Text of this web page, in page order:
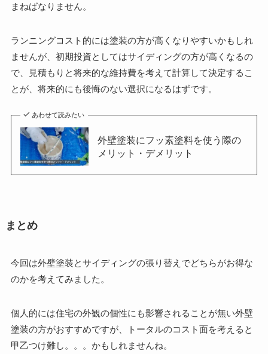
まねばなりません。
ランニングコスト的には塗装の方が高くなりやすいかもしれ
ませんが、初期投資としてはサイディングの方が高くなるの
で、見積もりと将来的な維持費を考えて計算して決定するこ
とが、将来的にも後悔のない選択になるはずです。
あわせて読みたい
外壁塗装にフッ素塗料を使う際の
メリット・デメリット
まとめ
今回は外壁塗装とサイディングの張り替えでどちらがお得な
のかを考えてみました。
個人的には住宅の外観の個性にも影響されることが無い外壁
塗装の方がおすすめですが、トータルのコスト面を考えると
甲乙つけ難し。。。かもしれませんね。